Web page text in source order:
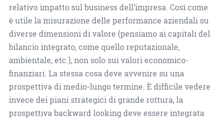
relativo impatto sul business dell’impresa. Così come
è utile la misurazione delle performance aziendali su
diverse dimensioni di valore (pensiamo ai capitali del
bilancio integrato, come quello reputazionale,
ambientale, etc.), non solo sui valori economico-
finanziari. La stessa cosa deve avvenire su una
prospettiva di medio-lungo termine. È difficile vedere
invece dei piani strategici di grande rottura, la
prospettiva backward looking deve essere integrata